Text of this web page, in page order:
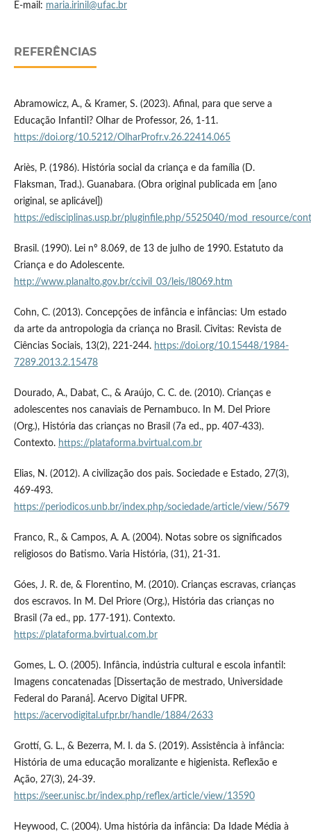
E-mail: maria.irinil@ufac.br
REFERÊNCIAS
Abramowicz, A., & Kramer, S. (2023). Afinal, para que serve a
Educação Infantil? Olhar de Professor, 26, 1-11.
https://doi.org/10.5212/OlharProfr.v.26.22414.065
Ariès, P. (1986). História social da criança e da família (D.
Flaksman, Trad.). Guanabara. (Obra original publicada em [ano
original, se aplicável])
https://edisciplinas.usp.br/pluginfile.php/5525040/mod_resource/
Brasil. (1990). Lei nº 8.069, de 13 de julho de 1990. Estatuto da
Criança e do Adolescente.
http://www.planalto.gov.br/ccivil_03/leis/l8069.htm
Cohn, C. (2013). Concepções de infância e infâncias: Um estado
da arte da antropologia da criança no Brasil. Civitas: Revista de
Ciências Sociais, 13(2), 221-244. https://doi.org/10.15448/1984-
7289.2013.2.15478
Dourado, A., Dabat, C., & Araújo, C. C. de. (2010). Crianças e
adolescentes nos canaviais de Pernambuco. In M. Del Priore
(Org.), História das crianças no Brasil (7a ed., pp. 407-433).
Contexto. https://plataforma.bvirtual.com.br
Elias, N. (2012). A civilização dos pais. Sociedade e Estado, 27(3),
469-493.
https://periodicos.unb.br/index.php/sociedade/article/view/5679
Franco, R., & Campos, A. A. (2004). Notas sobre os significados
religiosos do Batismo. Varia História, (31), 21-31.
Góes, J. R. de, & Florentino, M. (2010). Crianças escravas, crianças
dos escravos. In M. Del Priore (Org.), História das crianças no
Brasil (7a ed., pp. 177-191). Contexto.
https://plataforma.bvirtual.com.br
Gomes, L. O. (2005). Infância, indústria cultural e escola infantil:
Imagens concatenadas [Dissertação de mestrado, Universidade
Federal do Paraná]. Acervo Digital UFPR.
https://acervodigital.ufpr.br/handle/1884/2633
Grottí, G. L., & Bezerra, M. I. da S. (2019). Assistência à infância:
História de uma educação moralizante e higienista. Reflexão e
Ação, 27(3), 24-39.
https://seer.unisc.br/index.php/reflex/article/view/13590
Heywood, C. (2004). Uma história da infância: Da Idade Média à